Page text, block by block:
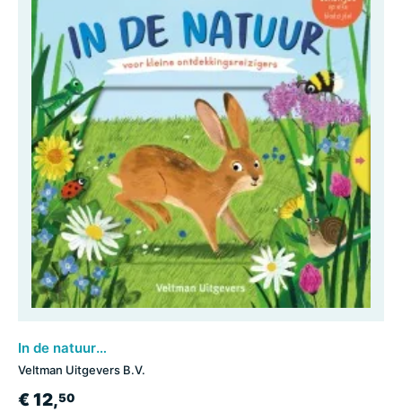
In de natuur - voor kleine ontdekkingsreizigers
Veltman Uitgevers B.V.
€ 12,50